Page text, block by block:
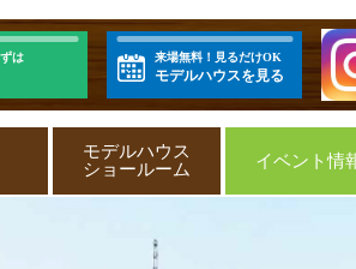
は 来場無料！見るだけOK
モデルハウスを見る
モデルハウス
ショールーム
イベント情